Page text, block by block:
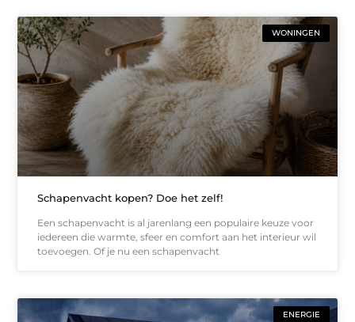
WONINGEN
Schapenvacht kopen? Doe het zelf!
Een schapenvacht is al jarenlang een populaire keuze voor
iedereen die warmte, sfeer en comfort aan het interieur wil
toevoegen. Of je nu een schapenvacht
ENERGIE